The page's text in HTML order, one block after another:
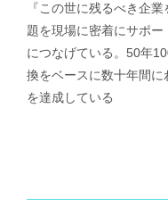
『この世に残るべき企
題を現場に密着にサポ
につなげている。50年
換をベースに数十年間
を達成している